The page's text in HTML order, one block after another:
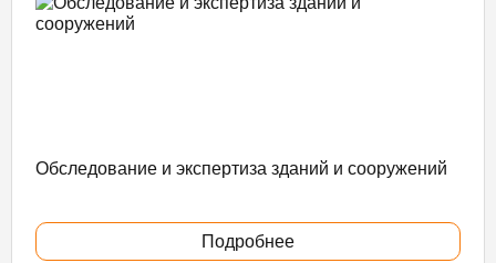
Обследование и экспертиза зданий и сооружений
Подробнее